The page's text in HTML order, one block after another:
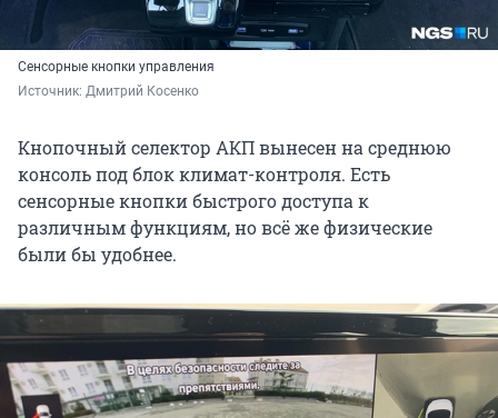
Сенсорные кнопки управления
Источник: Дмитрий Косенко
Кнопочный селектор АКП вынесен на среднюю
консоль под блок климат-контроля. Есть
сенсорные кнопки быстрого доступа к
различным функциям, но всё же физические
были бы удобнее.